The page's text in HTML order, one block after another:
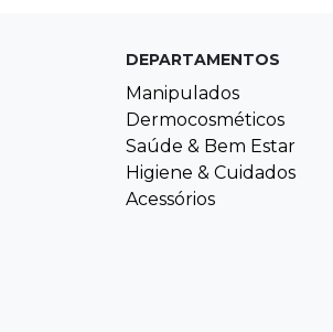
DEPARTAMENTOS
Manipulados
Dermocosméticos
Saúde & Bem Estar
Higiene & Cuidados
Acessórios